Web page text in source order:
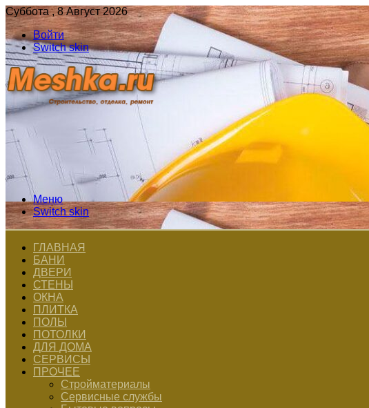
Суббота , 8 Август 2026
Войти
Switch skin
Меню
Switch skin
ГЛАВНАЯ
БАНИ
ДВЕРИ
СТЕНЫ
ОКНА
ПЛИТКА
ПОЛЫ
ПОТОЛКИ
ДЛЯ ДОМА
СЕРВИСЫ
ПРОЧЕЕ
Стройматериалы
Сервисные службы